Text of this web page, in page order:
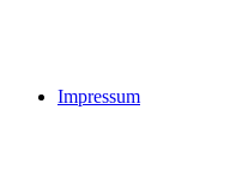
Impressum